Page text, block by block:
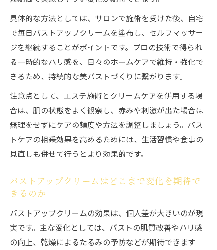
で持続性アップ
バストアップクリームとエステの効果の持
続期間に迫る
施術後にバストアップクリームを使うべき
理由
エステとバストアップクリーム併用で得ら
れる変化の実例
バストアップクリームがサロン施術の効果
を支える仕組み
具体的な方法としては、サロンで施術を受けた後、自宅
で毎日バストアップクリームを塗布し、セルフマッサー
ジを継続することがポイントです。プロの技術で得られ
る一時的なハリ感を、日々のホームケアで維持・強化で
きるため、持続的な美バストづくりに繋がります。
注意点として、エステ施術とクリームケアを併用する場
合は、肌の状態をよく観察し、赤みや刺激が出た場合は
無理をせずにケアの頻度や方法を調整しましょう。バス
トケアの相乗効果を高めるためには、生活習慣や食事の
見直しも併せて行うとより効果的です。
バストアップクリームはどこまで変化を期待で
きるのか
バストアップクリームの効果は、個人差が大きいのが現
実です。主な変化としては、バストの肌質改善やハリ感
の向上、乾燥によるたるみの予防などが期待できます